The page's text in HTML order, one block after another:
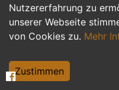
Nutzererfahrung zu
unserer Webseite
von Cookies zu. Mehr
Zustimmen
Einkauf, Logistik,
Weiterbildung,
Tourismus